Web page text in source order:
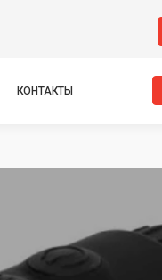
КОНТАКТЫ